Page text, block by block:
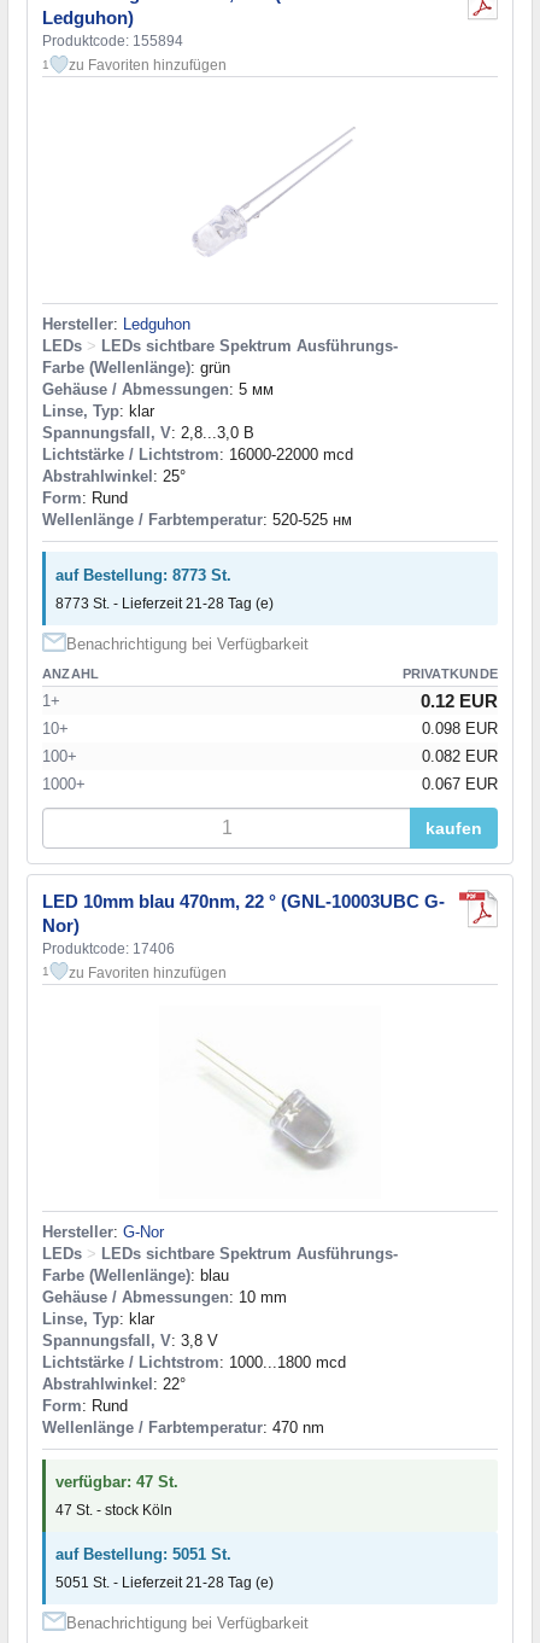
Ledguhon)
Produktcode: 155894
1 zu Favoriten hinzufügen
Hersteller: Ledguhon
LEDs > LEDs sichtbare Spektrum Ausführungs-
Farbe (Wellenlänge): grün
Gehäuse / Abmessungen: 5 мм
Linse, Typ: klar
Spannungsfall, V: 2,8...3,0 В
Lichtstärke / Lichtstrom: 16000-22000 mcd
Abstrahlwinkel : 25°
Form: Rund
Wellenlänge / Farbtemperatur: 520-525 нм
auf Bestellung: 8773 St.
8773 St. - Lieferzeit 21-28 Tag (e)
Benachrichtigung bei Verfügbarkeit
ANZAHL PRIVATKUNDE
1+ 0.12 EUR
10+
0.098 EUR
100+
0.082 EUR
1000+
0.067 EUR
kaufen
LED 10mm blau 470nm, 22 ° (GNL-10003UBC G-
Nor)
Produktcode: 17406
1 zu Favoriten hinzufügen
Hersteller: G-Nor
LEDs > LEDs sichtbare Spektrum Ausführungs-
Farbe (Wellenlänge): blau
Gehäuse / Abmessungen: 10 mm
Linse, Typ: klar
Spannungsfall, V: 3,8 V
Lichtstärke / Lichtstrom: 1000...1800 mcd
Abstrahlwinkel: 22°
Form: Rund
Wellenlänge / Farbtemperatur: 470 nm
verfügbar: 47 St.
47 St. - stock Köln
auf Bestellung: 5051 St.
5051 St. - Lieferzeit 21-28 Tag (e)
Benachrichtigung bei Verfügbarkeit